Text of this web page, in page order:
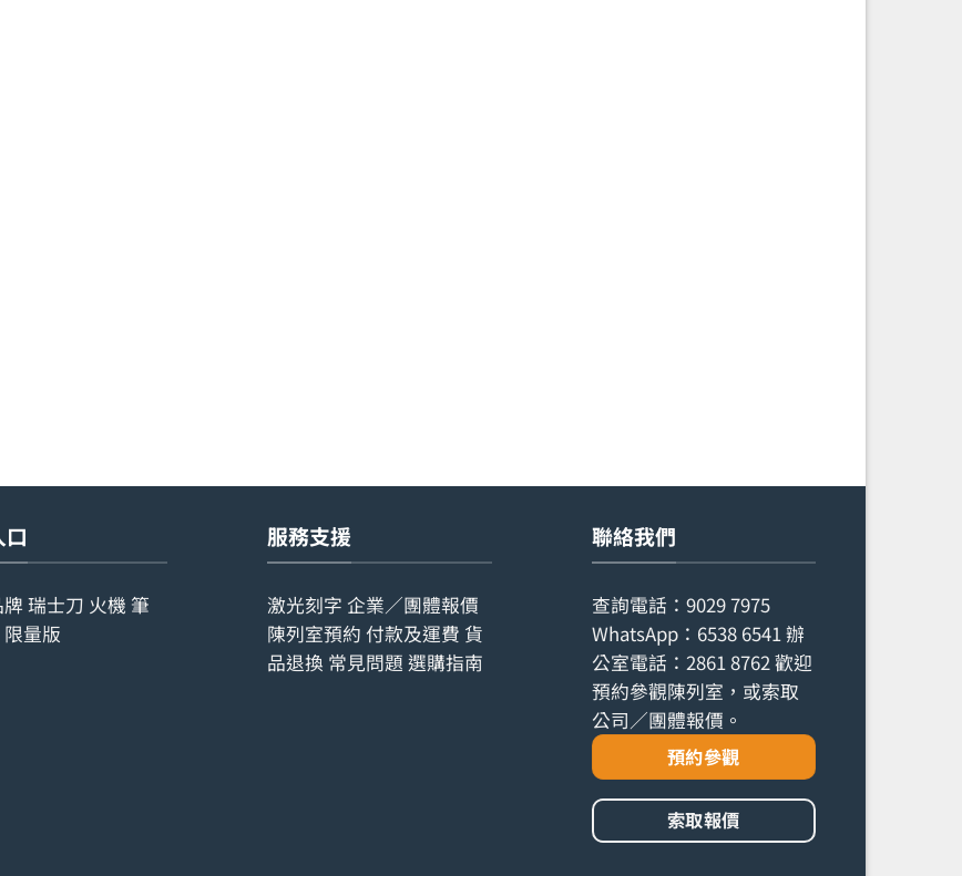
瑞士刀 火機 筆
限量版
服務支援
激光刻字 企業／團體報價
陳列室預約 付款及運費 貨
品退換 常見問題 選購指南
聯絡我們
查詢電話： 9029 7975
WhatsApp： 6538 6541辦
公室電話： 2861 8762歡迎
預約參觀陳列室，或索取
公司／團體報價。
預約參觀
索取報價